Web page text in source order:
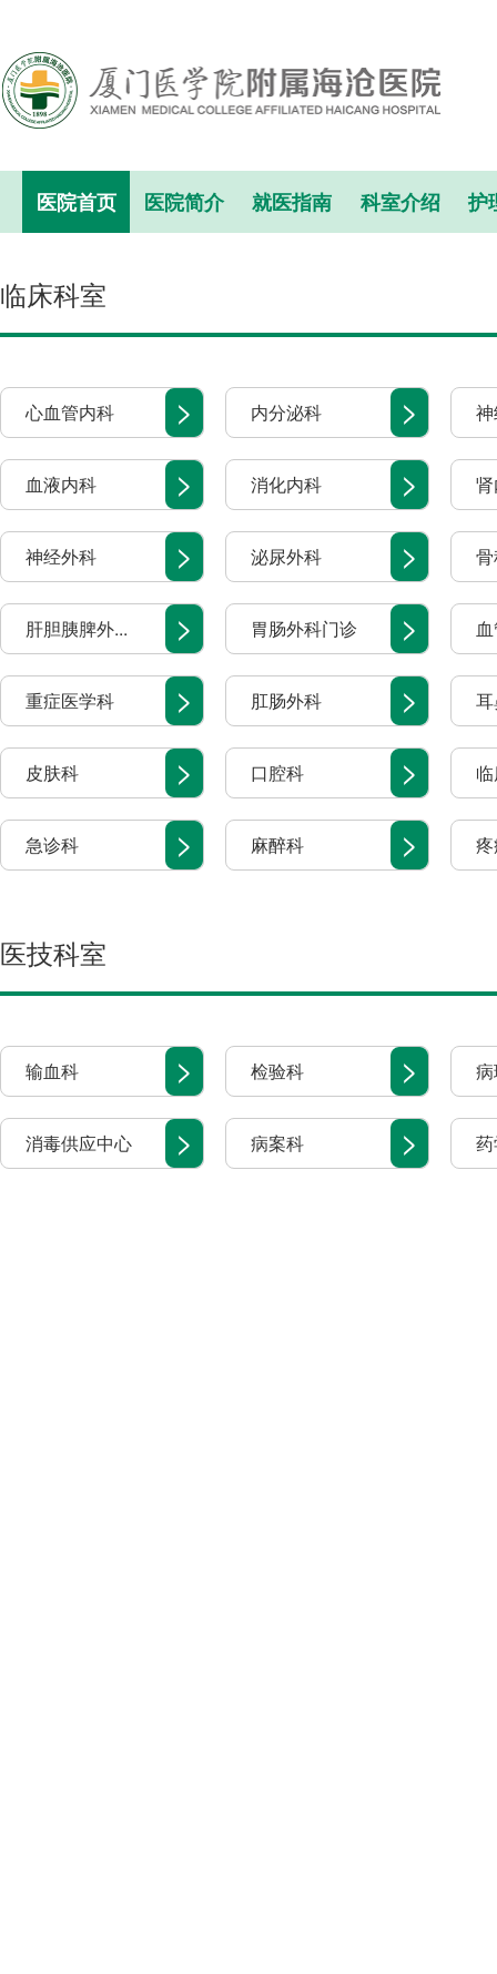
医院首页 医院简介 就医指南 科室介绍 护
临床科室
心血管内科 > 内分泌科 >
血液内科 > 消化内科 >
神经外科 > 泌尿外科 >
肝胆胰脾外... > 胃肠外科门诊 >
重症医学科 > 肛肠外科 >
皮肤科 > 口腔科 >
急诊科 > 麻醉科 >
医技科室
输血科 > 检验科 >
消毒供应中心 > 病案科 >